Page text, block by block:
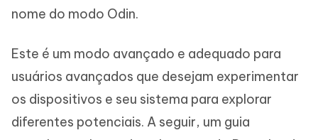
nome do modo Odin.
Este é um modo avançado e adequado para
usuários avançados que desejam experimentar
os dispositivos e seu sistema para explorar
diferentes potenciais. A seguir, um guia